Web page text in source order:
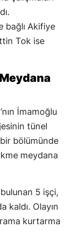
bağlı Akifiye
Tok ise
İmamoğlu
tünel
bölümünde
meydana
bulunan 5 işçi,
kaldı. Olayın
kurtarma